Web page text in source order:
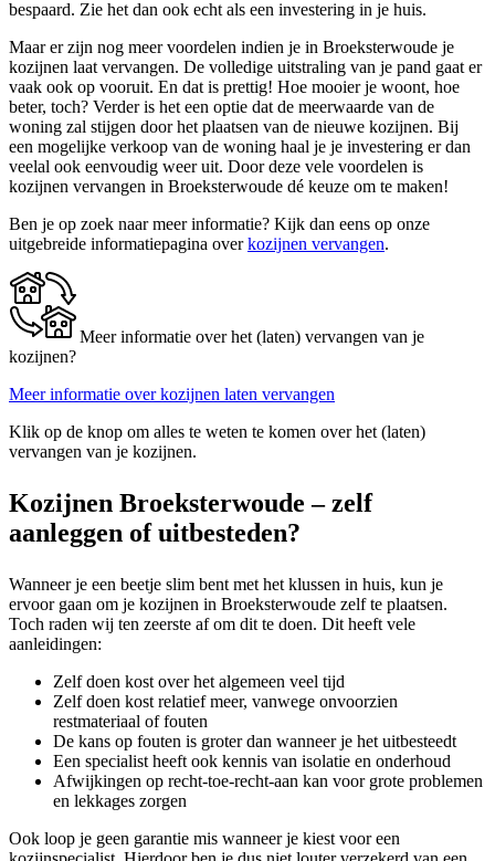
bespaard. Zie het dan ook echt als een investering in je huis.
Maar er zijn nog meer voordelen indien je in Broeksterwoude je
kozijnen laat vervangen. De volledige uitstraling van je pand gaat er
vaak ook op vooruit. En dat is prettig! Hoe mooier je woont, hoe
beter, toch? Verder is het een optie dat de meerwaarde van de
woning zal stijgen door het plaatsen van de nieuwe kozijnen. Bij
een mogelijke verkoop van de woning haal je je investering er dan
veelal ook eenvoudig weer uit. Door deze vele voordelen is
kozijnen vervangen in Broeksterwoude dé keuze om te maken!
Ben je op zoek naar meer informatie? Kijk dan eens op onze
uitgebreide informatiepagina overkozijnen vervangen.
Meer informatie over het (laten) vervangen van je
kozijnen?
Meer informatie over kozijnen laten vervangen
Klik op de knop om alles te weten te komen over het (laten)
vervangen van je kozijnen.
Kozijnen Broeksterwoude – zelf
aanleggen of uitbesteden?
Wanneer je een beetje slim bent met het klussen in huis, kun je
ervoor gaan om je kozijnen in Broeksterwoude zelf te plaatsen.
Toch raden wij ten zeerste af om dit te doen. Dit heeft vele
aanleidingen:
Zelf doen kost over het algemeen veel tijd
Zelf doen kost relatief meer, vanwege onvoorzien
restmateriaal of fouten
De kans op fouten is groter dan wanneer je het uitbesteedt
Een specialist heeft ook kennis van isolatie en onderhoud
Afwijkingen op recht-toe-recht-aan kan voor grote problemen
en lekkages zorgen
Ook loop je geen garantie mis wanneer je kiest voor een